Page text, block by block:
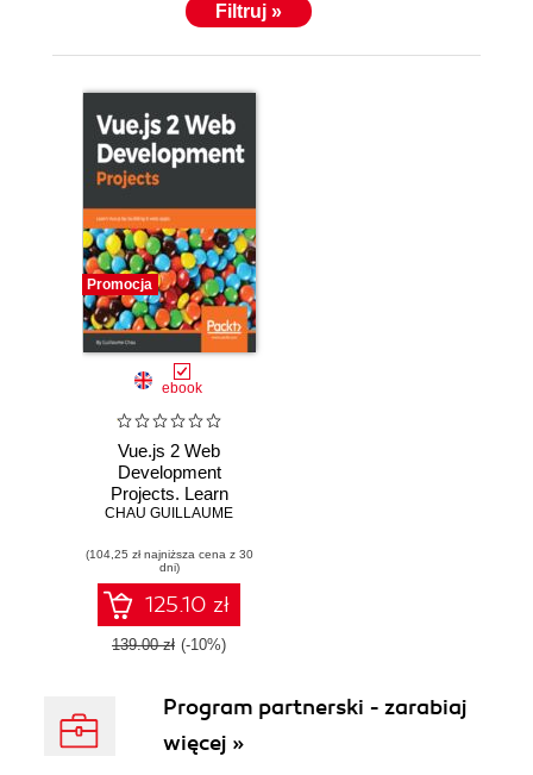
Filtruj »
Promocja
ebook
Vue.js 2 Web
Development
Projects. Learn
Vue.js by building 6
CHAU GUILLAUME
(104,25 zł najniższa cena z 30
dni)
125.10 zł
139.00 zł (-10%)
Program partnerski - zarabiaj
więcej »